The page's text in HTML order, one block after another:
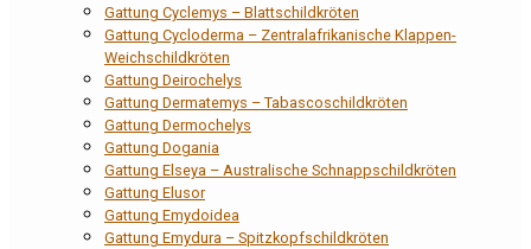
Gattung Cyclemys – Blattschildkröten
Gattung Cycloderma – Zentralafrikanische Klappen-
Weichschildkröten
Gattung Deirochelys
Gattung Dermatemys – Tabascoschildkröten
Gattung Dermochelys
Gattung Dogania
Gattung Elseya – Australische Schnappschildkröten
Gattung Elusor
Gattung Emydoidea
Gattung Emydura – Spitzkopfschildkröten